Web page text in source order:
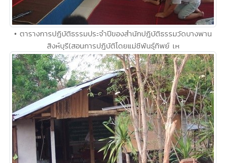
• ตารางการปฎิบัติธรรมประจำปีของสำนักปฎิบัติธรรมวัดบางพาน
สิงห์บุรี(สอนการปฎิบัติโดยแม่ชีพันธุ์ทิพย์ เห